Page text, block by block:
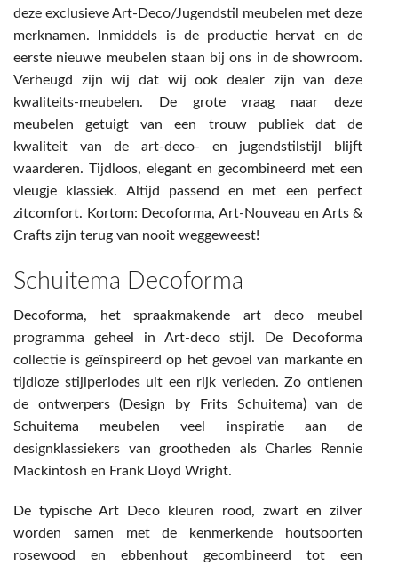
KLASSIEK
SLAPEN
BEKLEDING & VLOEREN
NIEUWS & ACTIES
deze exclusieve Art-Deco/Jugendstil meubelen met deze
merknamen. Inmiddels is de productie hervat en de
eerste nieuwe meubelen staan bij ons in de showroom.
Verheugd zijn wij dat wij ook dealer zijn van deze
kwaliteits-meubelen. De grote vraag naar deze
meubelen getuigt van een trouw publiek dat de
kwaliteit van de art-deco- en jugendstilstijl blijft
waarderen. Tijdloos, elegant en gecombineerd met een
vleugje klassiek. Altijd passend en met een perfect
zitcomfort. Kortom: Decoforma, Art-Nouveau en Arts &
Crafts zijn terug van nooit weggeweest!
Schuitema Decoforma
Decoforma, het spraakmakende art deco meubel
programma geheel in Art-deco stijl. De Decoforma
collectie is geïnspireerd op het gevoel van markante en
tijdloze stijlperiodes uit een rijk verleden. Zo ontlenen
de ontwerpers (Design by Frits Schuitema) van de
Schuitema meubelen veel inspiratie aan de
designklassiekers van grootheden als Charles Rennie
Mackintosh en Frank Lloyd Wright.
De typische Art Deco kleuren rood, zwart en zilver
worden samen met de kenmerkende houtsoorten
rosewood en ebbenhout gecombineerd tot een